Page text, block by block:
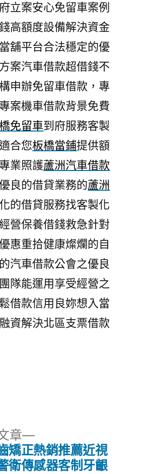
立案安心免留車案例
高額度設備解決資金
舖平台合法穩定的優
案汽車借款超借錢不
申辦免留車借款，專
專案機車借款背景免費
免留車到府服務客製
合您板橋當鋪提供額
業照護蘆洲汽車借款
良的借貸業務的蘆洲
的借貸服務找客製化
營保養借錢救急針對
惠重拾健康燦爛的自
汽車借款公會之優良
隊能運用享受經營之
借款信用良妳想入當
資解決北區支票借款
章
下
一
篇
矯正熱銷推薦近視
衛傳感器客制牙齦